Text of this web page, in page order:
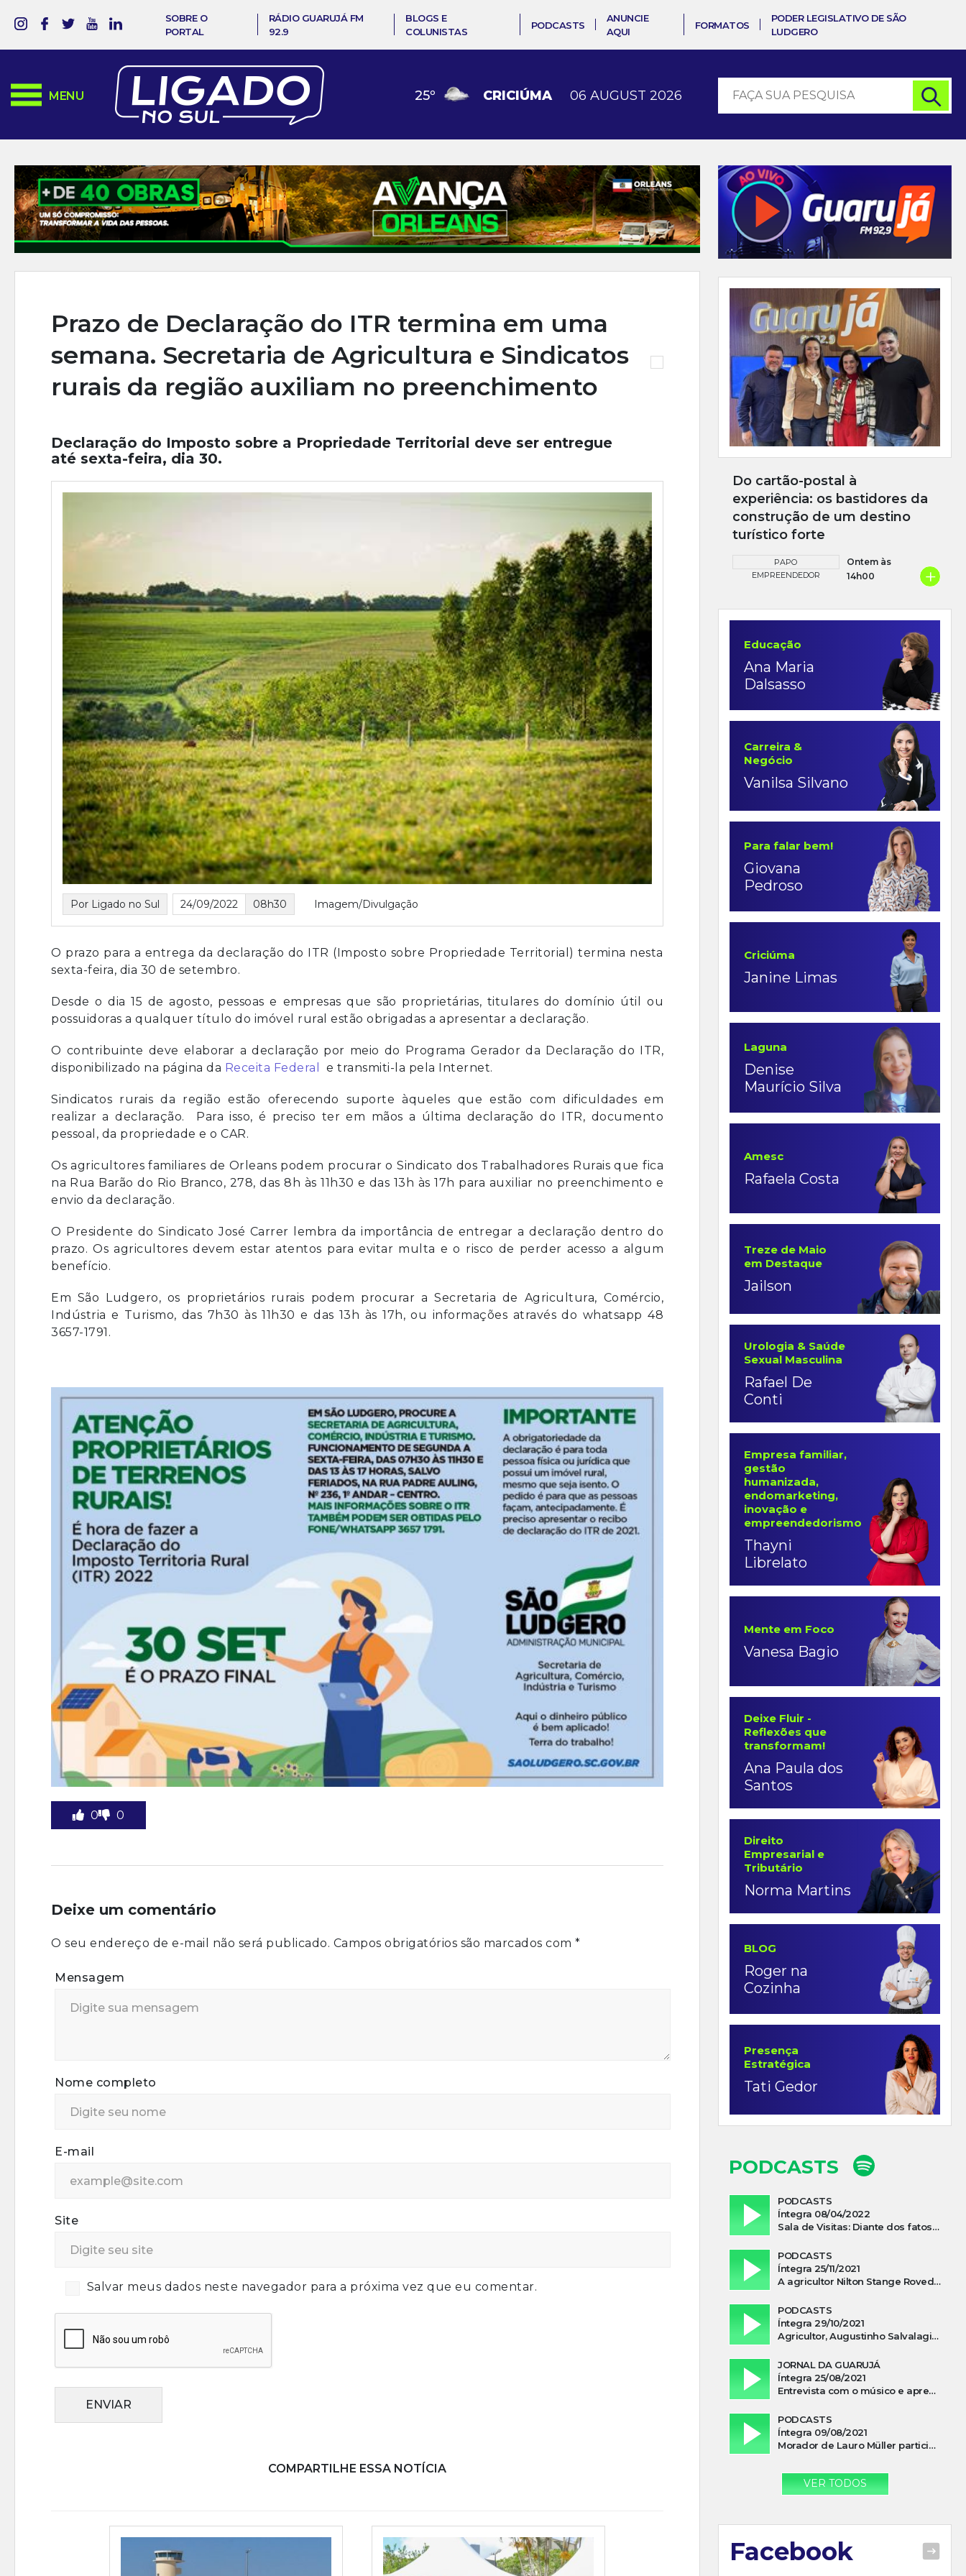
SOBRE O
PORTAL
RÁDIO GUARUJÁ FM
92.9
BLOGS E
COLUNISTAS
PODCASTS
ANUNCIE
AQUI
FORMATOS
PODER LEGISLATIVO DE SÃO
LUDGERO
MENU 25º CRICIÚMA 06 AUGUST 2026
Prazo de Declaração do ITR termina em uma
semana. Secretaria de Agricultura e Sindicatos
rurais da região auxiliam no preenchimento
Declaração do Imposto sobre a Propriedade Territorial deve ser entregue
até sexta-feira, dia 30.
Por Ligado no Sul 24/09/2022 08h30 Imagem/Divulgação
O prazo para a entrega da declaração do ITR (Imposto sobre Propriedade Territorial) termina nesta
sexta-feira, dia 30 de setembro.
Desde o dia 15 de agosto, pessoas e empresas que são proprietárias, titulares do domínio útil ou
possuidoras a qualquer título do imóvel rural estão obrigadas a apresentar a declaração.
O contribuinte deve elaborar a declaração por meio do Programa Gerador da Declaração do ITR,
disponibilizado na página da Receita Federal e transmiti-la pela Internet.
Sindicatos rurais da região estão oferecendo suporte àqueles que estão com dificuldades em
realizar a declaração. Para isso, é preciso ter em mãos a última declaração do ITR, documento
pessoal, da propriedade e o CAR.
Os agricultores familiares de Orleans podem procurar o Sindicato dos Trabalhadores Rurais que fica
na Rua Barão do Rio Branco, 278, das 8h às 11h30 e das 13h às 17h para auxiliar no preenchimento e
envio da declaração.
O Presidente do Sindicato José Carrer lembra da importância de entregar a declaração dentro do
prazo. Os agricultores devem estar atentos para evitar multa e o risco de perder acesso a algum
benefício.
Em São Ludgero, os proprietários rurais podem procurar a Secretaria de Agricultura, Comércio,
Indústria e Turismo, das 7h30 às 11h30 e das 13h às 17h, ou informações através do whatsapp 48
3657-1791.
0 0
Deixe um comentário
O seu endereço de e-mail não será publicado. Campos obrigatórios são marcados com *
Mensagem
Nome completo
E-mail
Site
Salvar meus dados neste navegador para a próxima vez que eu comentar.
ENVIAR
COMPARTILHE ESSA NOTÍCIA
Do cartão-postal à
experiência: os bastidores da
construção de um destino
turístico forte
PAPO
EMPREENDEDOR
Ontem às
14h00
+
Educação
Ana Maria
Dalsasso
Carreira &
Negócio
Vanilsa Silvano
Para falar bem!
Giovana
Pedroso
Criciúma
Janine Limas
Laguna
Denise
Maurício Silva
Amesc
Rafaela Costa
Treze de Maio
em Destaque
Jailson
Urologia & Saúde
Sexual Masculina
Rafael De
Conti
Empresa familiar,
gestão
humanizada,
endomarketing,
inovação e
empreendedorismo
Thayni
Librelato
Mente em Foco
Vanesa Bagio
Deixe Fluir -
Reflexões que
transformam!
Ana Paula dos
Santos
Direito
Empresarial e
Tributário
Norma Martins
BLOG
Roger na
Cozinha
Presença
Estratégica
Tati Gedor
PODCASTS
PODCASTS
Íntegra 08/04/2022
Sala de Visitas: Diante dos fatos que influenciam a economia o que podemos esperar de 2022
PODCASTS
Íntegra 25/11/2021
A agricultor Nilton Stange Roveda, afirma ter recebido ajuda espiritual durante acidente
PODCASTS
Íntegra 29/10/2021
Agricultor, Augustinho Salvalagio, relata sobre aparição do Cavaleiro Negro no Rio das Furnas
JORNAL DA GUARUJÁ
Íntegra 25/08/2021
Entrevista com o músico e apresentador, Lismael Ferrareis, no Cidade e Campo
PODCASTS
Íntegra 09/08/2021
Morador de Lauro Müller participa de motociata em apoio a Bolsonaro
VER TODOS
Facebook